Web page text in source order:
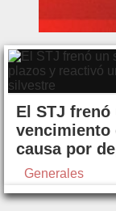
El STJ
vencimiento
causa por
Generales